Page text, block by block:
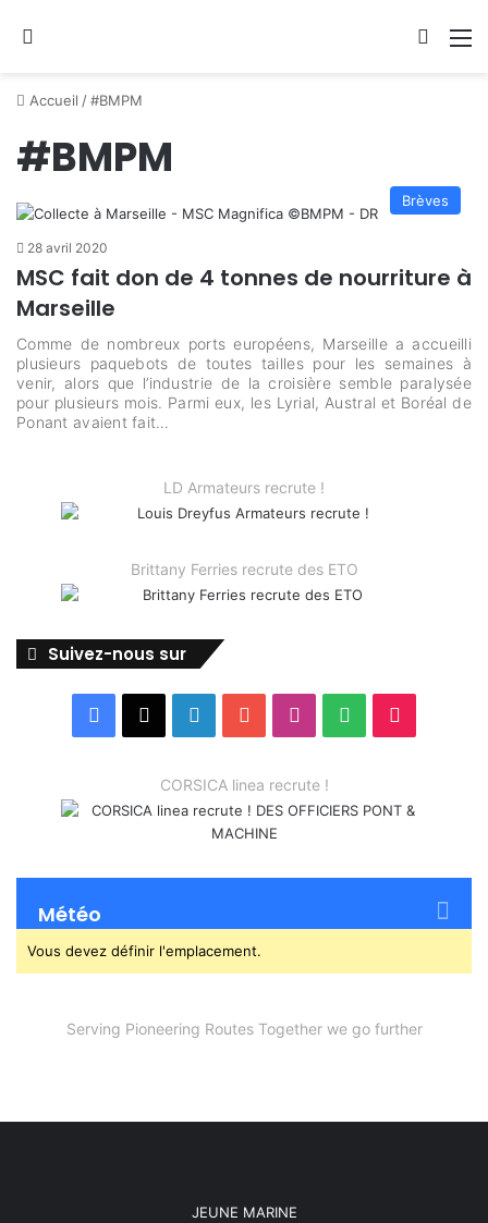
Accueil /#BMPM
#BMPM
Brèves
28 avril 2020
MSC fait don de 4 tonnes de nourriture à
Marseille
Comme de nombreux ports européens, Marseille a accueilli
plusieurs paquebots de toutes tailles pour les semaines à
venir, alors que l’industrie de la croisière semble paralysée
pour plusieurs mois. Parmi eux, les Lyrial, Austral et Boréal de
Ponant avaient fait…
LD Armateurs recrute !
Brittany Ferries recrute des ETO
Suivez-nous sur
Facebook
X LinkedinYouTubeInstagram
Spotify
CORSICA linea recrute !
Météo
Vous devez définir l'emplacement.
Serving Pioneering Routes Together we go further
JEUNE MARINE